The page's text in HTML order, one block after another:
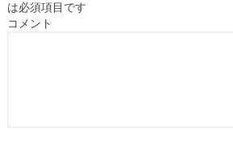
は必須項目です
コメント